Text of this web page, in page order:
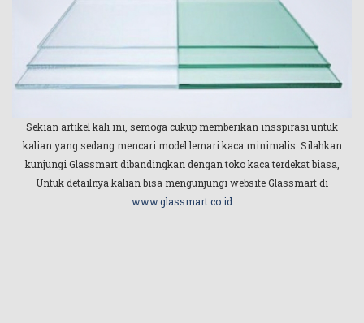
Sekian artikel kali ini, semoga cukup memberikan insspirasi untuk
kalian yang sedang mencari model lemari kaca minimalis. Silahkan
kunjungi Glassmart dibandingkan dengan toko kaca terdekat biasa,
Untuk detailnya kalian bisa mengunjungi website Glassmart di
www.glassmart.co.id